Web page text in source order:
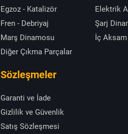
Egzoz - Katalizör
Elektrik
Fren - Debriyaj
Şarj
Marş Dinamosu
İç Aksam
Diğer Çıkma Parçalar
Sözleşmeler
Garanti ve İade
Gizlilik ve Güvenlik
Satış Sözleşmesi